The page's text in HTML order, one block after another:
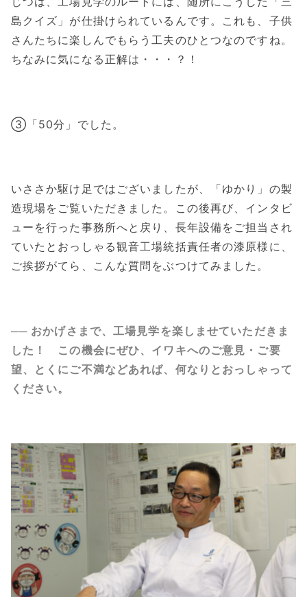
島クイズ」が仕掛けられているんです。これも、子供
さんたちに楽しんでもらう工夫のひとつなのですね。
ちなみに気になる正解は・・・？！
③「50分」でした。
いささか駆け足ではございましたが、「ゆかり」の製
造現場をご覧いただきました。この後再び、インタビ
ューを行った事務所へと戻り、長年設備をご担当され
ていたとおっしゃる観音工場統括責任者の漆原様に、
ご挨拶がてら、こんな質問をぶつけてみました。
── おかげさまで、工場見学を楽しませていただきま
した！ この機会にぜひ、イワキへのご意見・ご要
望、とくにご不満などあれば、何なりとおっしゃって
ください。